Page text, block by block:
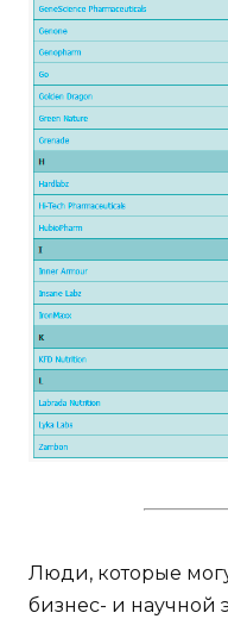
Люди, которые
бизнес- и научной